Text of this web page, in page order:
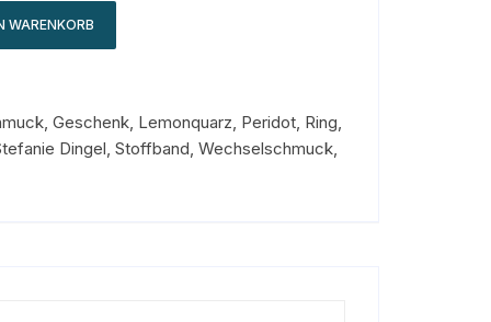
WARENKORB
, Geschenk, Lemonquarz, Peridot, Ring,
Dingel, Stoffband, Wechselschmuck,